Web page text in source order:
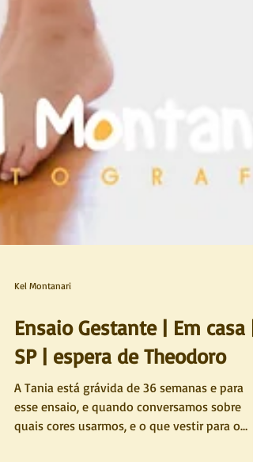
Kel Montanari
Ensaio Gestante | Em casa |
SP | espera de Theodoro
A Tania está grávida de 36 semanas e para
esse ensaio, e quando conversamos sobre